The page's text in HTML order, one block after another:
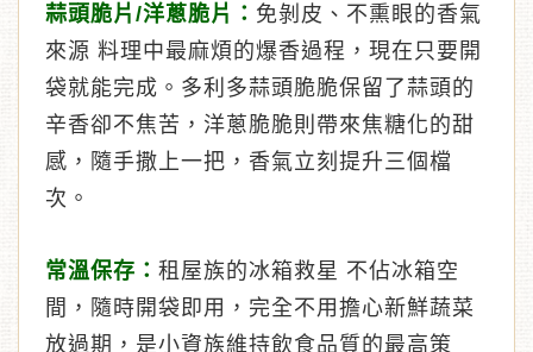
蒜頭脆片/洋蔥脆片： 免剝皮、不熏眼的香氣
來源 料理中最麻煩的爆香過程，現在只要開
袋就能完成。多利多蒜頭脆脆保留了蒜頭的
辛香卻不焦苦，洋蔥脆脆則帶來焦糖化的甜
感，隨手撒上一把，香氣立刻提升三個檔
次。
常溫保存：租屋族的冰箱救星 不佔冰箱空
間，隨時開袋即用，完全不用擔心新鮮蔬菜
放過期，是小資族維持飲食品質的最高策